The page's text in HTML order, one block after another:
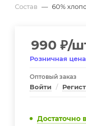
Состав — 60%
990 ₽/
Розничная цена
Оптовый заказ
Войти /
Достаточно